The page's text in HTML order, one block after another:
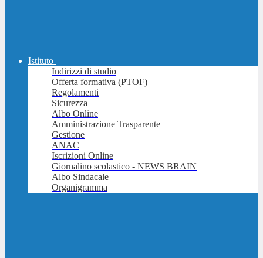
Istituto
Indirizzi di studio
Offerta formativa (PTOF)
Regolamenti
Sicurezza
Albo Online
Amministrazione Trasparente
Gestione
ANAC
Iscrizioni Online
Giornalino scolastico - NEWS BRAIN
Albo Sindacale
Organigramma